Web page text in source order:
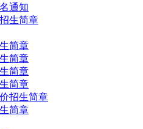
通知
生简章
简章
简章
简章
简章
招生简章
简章